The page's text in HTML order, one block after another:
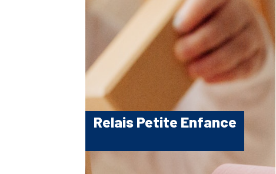
Relais Petite Enfance